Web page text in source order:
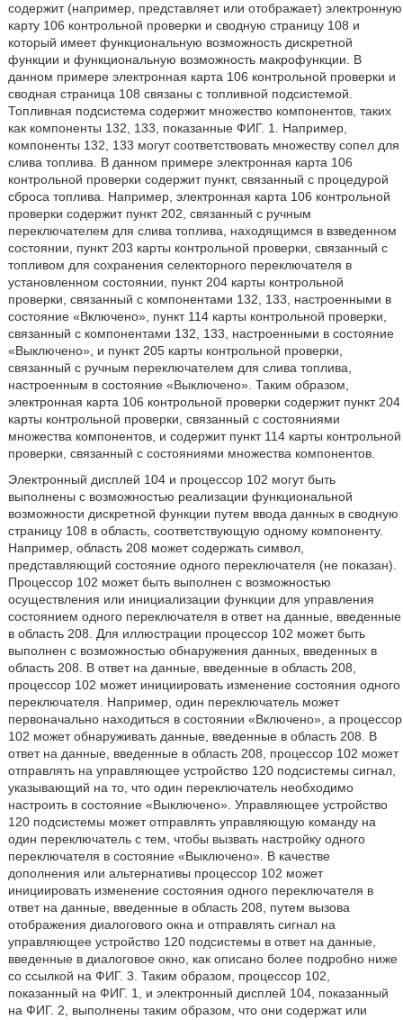
содержит (например, представляет или отображает) электронную
карту 106 контрольной проверки и сводную страницу 108 и
который имеет функциональную возможность дискретной
функции и функциональную возможность макрофункции. В
данном примере электронная карта 106 контрольной проверки и
сводная страница 108 связаны с топливной подсистемой.
Топливная подсистема содержит множество компонентов, таких
как компоненты 132, 133, показанные ФИГ. 1. Например,
компоненты 132, 133 могут соответствовать множеству сопел для
слива топлива. В данном примере электронная карта 106
контрольной проверки содержит пункт, связанный с процедурой
сброса топлива. Например, электронная карта 106 контрольной
проверки содержит пункт 202, связанный с ручным
переключателем для слива топлива, находящимся в взведенном
состоянии, пункт 203 карты контрольной проверки, связанный с
топливом для сохранения селекторного переключателя в
установленном состоянии, пункт 204 карты контрольной
проверки, связанный с компонентами 132, 133, настроенными в
состояние «Включено», пункт 114 карты контрольной проверки,
связанный с компонентами 132, 133, настроенными в состояние
«Выключено», и пункт 205 карты контрольной проверки,
связанный с ручным переключателем для слива топлива,
настроенным в состояние «Выключено». Таким образом,
электронная карта 106 контрольной проверки содержит пункт 204
карты контрольной проверки, связанный с состояниями
множества компонентов, и содержит пункт 114 карты контрольной
проверки, связанный с состояниями множества компонентов.
Электронный дисплей 104 и процессор 102 могут быть
выполнены с возможностью реализации функциональной
возможности дискретной функции путем ввода данных в сводную
страницу 108 в область, соответствующую одному компоненту.
Например, область 208 может содержать символ,
представляющий состояние одного переключателя (не показан).
Процессор 102 может быть выполнен с возможностью
осуществления или инициализации функции для управления
состоянием одного переключателя в ответ на данные, введенные
в область 208. Для иллюстрации процессор 102 может быть
выполнен с возможностью обнаружения данных, введенных в
область 208. В ответ на данные, введенные в область 208,
процессор 102 может инициировать изменение состояния одного
переключателя. Например, один переключатель может
первоначально находиться в состоянии «Включено», а процессор
102 может обнаруживать данные, введенные в область 208. В
ответ на данные, введенные в область 208, процессор 102 может
отправлять на управляющее устройство 120 подсистемы сигнал,
указывающий на то, что один переключатель необходимо
настроить в состояние «Выключено». Управляющее устройство
120 подсистемы может отправлять управляющую команду на
один переключатель с тем, чтобы вызвать настройку одного
переключателя в состояние «Выключено». В качестве
дополнения или альтернативы процессор 102 может
инициировать изменение состояния одного переключателя в
ответ на данные, введенные в область 208, путем вызова
отображения диалогового окна и отправлять сигнал на
управляющее устройство 120 подсистемы в ответ на данные,
введенные в диалоговое окно, как описано более подробно ниже
со ссылкой на ФИГ. 3. Таким образом, процессор 102,
показанный на ФИГ. 1, и электронный дисплей 104, показанный
на ФИГ. 2, выполнены таким образом, что они содержат или